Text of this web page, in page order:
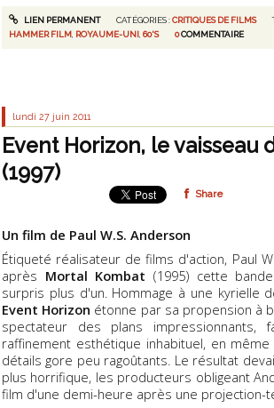
LIEN PERMANENT CATÉGORIES :CRITIQUES DE FILMS
HAMMER FILM ROYAUME-UNI ,60'S 0COMMENTAIRE
lundi 27 juin 2011
Event Horizon, le vaisseau
(1997)
Share
Un film de Paul W.S. Anderson
Étiqueté réalisateur de films d'action, Paul
après Mortal Kombat (1995) cette
surpris plus d'un. Hommage à une kyrielle
Event Horizon étonne par sa propension à
spectateur des plans impressionnants,
raffinement esthétique inhabituel, en
détails gore peu ragoûtants. Le résultat
plus horrifique, les producteurs obligeant
film d'une demi-heure après une projection-